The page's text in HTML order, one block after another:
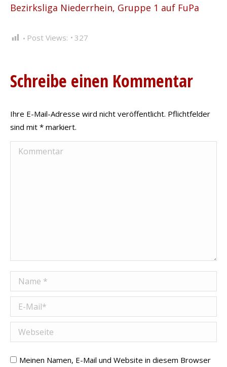
Bezirksliga Niederrhein, Gruppe 1 auf FuPa
Post Views: 327
Schreibe einen Kommentar
Ihre E-Mail-Adresse wird nicht veröffentlicht. Pflichtfelder
sind mit * markiert.
Kommentar
Name *
E-Mail *
Webseite
Meinen Namen, E-Mail und Website in diesem Browser